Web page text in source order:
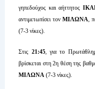
γηπεδούχος και αήττητος
αντιμετωπίσει τον ΜΙΛΩΝΑ,
(7-3 νίκες).
Στις 21:45, για το
βρίσκεται στη 2η θέση της
ΜΙΛΩΝΑ (7-3 νίκες).